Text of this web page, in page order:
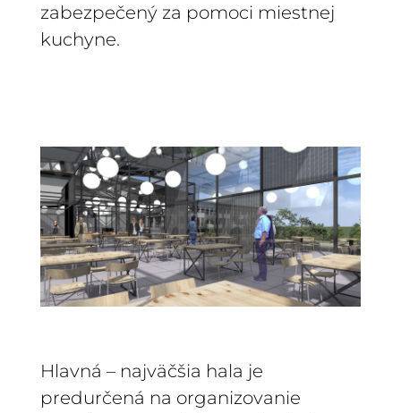
zabezpečený za pomoci miestnej
kuchyne.
Hlavná – najväčšia hala je
predurčená na organizovanie